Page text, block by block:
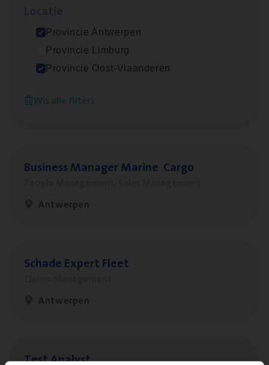
Provincie Antwerpen
Provincie Limburg
Provincie Oost-Vlaanderen
Wis alle filters
Scha­de­be­heer­der verzekeringen
Sint-Niklaas/Temse
Busi­ness Mana­ger Mari­ne Cargo
Antwerpen
Scha­de Expert Fleet
Antwerpen
Test Ana­lyst